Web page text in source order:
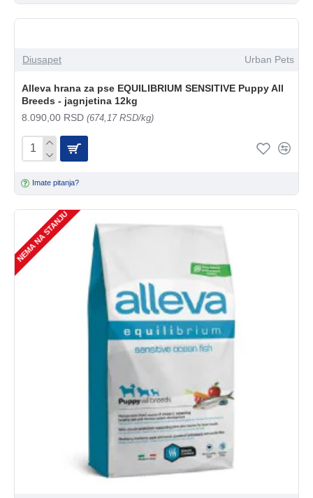
Diusapet Urban Pets
Alleva hrana za pse EQUILIBRIUM SENSITIVE Puppy All
Breeds - jagnjetina 12kg
8.090,00 RSD (674,17 RSD/kg)
Imate pitanja?
NEMA NA STANJU